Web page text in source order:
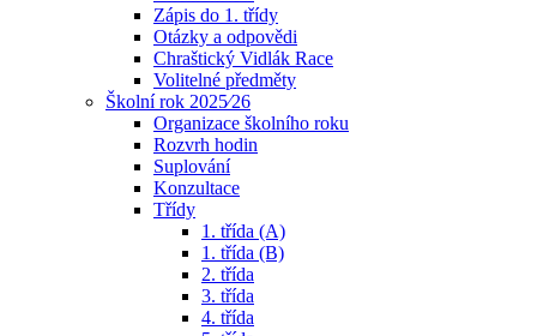
Zápis do 1. třídy
Otázky a odpovědi
Chraštický Vidlák Race
Volitelné předměty
Školní rok 2025⁄26
Organizace školního roku
Rozvrh hodin
Suplování
Konzultace
Třídy
1. třída (A)
1. třída (B)
2. třída
3. třída
4. třída